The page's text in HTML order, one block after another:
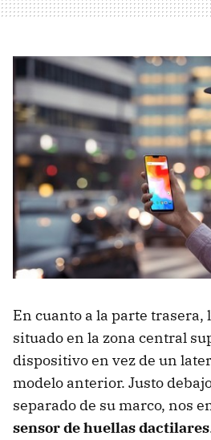
En cuanto a la parte trasera,
situado en la zona central
dispositivo en vez de un
modelo anterior. Justo
separado de su marco, nos
sensor de huellas dactilares